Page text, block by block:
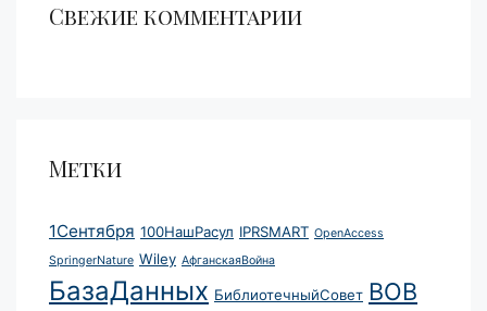
Свежие комментарии
Метки
1Сентября 100НашРасул IPRSMART OpenAccess
SpringerNature Wiley АфганскаяВойна
БазаДанных БиблиотечныйСовет ВОВ